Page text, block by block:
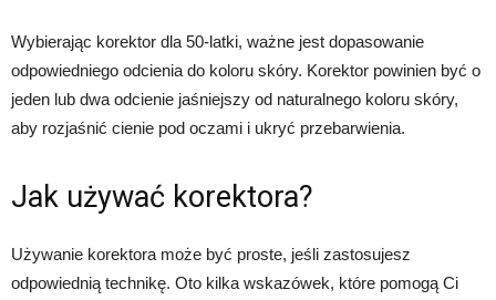
Wybierając korektor dla 50-latki, ważne jest dopasowanie
odpowiedniego odcienia do koloru skóry. Korektor powinien być o
jeden lub dwa odcienie jaśniejszy od naturalnego koloru skóry,
aby rozjaśnić cienie pod oczami i ukryć przebarwienia.
Jak używać korektora?
Używanie korektora może być proste, jeśli zastosujesz
odpowiednią technikę. Oto kilka wskazówek, które pomogą Ci